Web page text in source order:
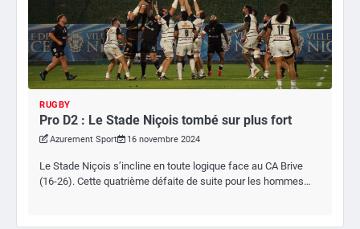
RUGBY
Pro D2 : Le Stade Niçois tombé sur plus fort
Azurement Sport 16 novembre 2024
Le Stade Niçois s’incline en toute logique face au CA Brive
(16-26). Cette quatrième défaite de suite pour les hommes…